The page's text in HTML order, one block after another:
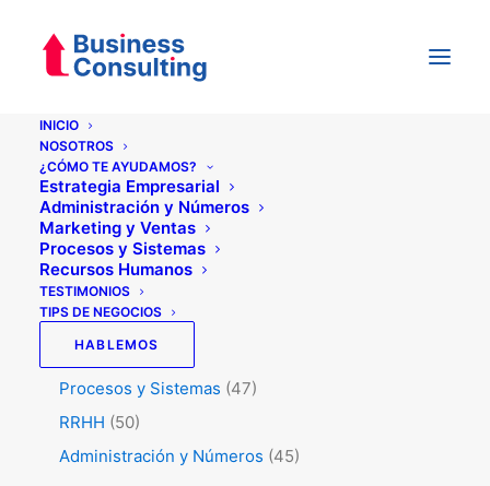
INICIO
NOSOTROS
¿CÓMO TE AYUDAMOS?
Estrategia Empresarial
Administración y Números
Marketing y Ventas
Procesos y Sistemas
Recursos Humanos
TESTIMONIOS
TIPS DE NEGOCIOS
HABLEMOS
Categorías
Testimonios(5)
Tips de Negocios
Estrategia(74)
Marketing y Ventas
Procesos y Sistemas (47)
RRHH (50)
Administración y Números (45)